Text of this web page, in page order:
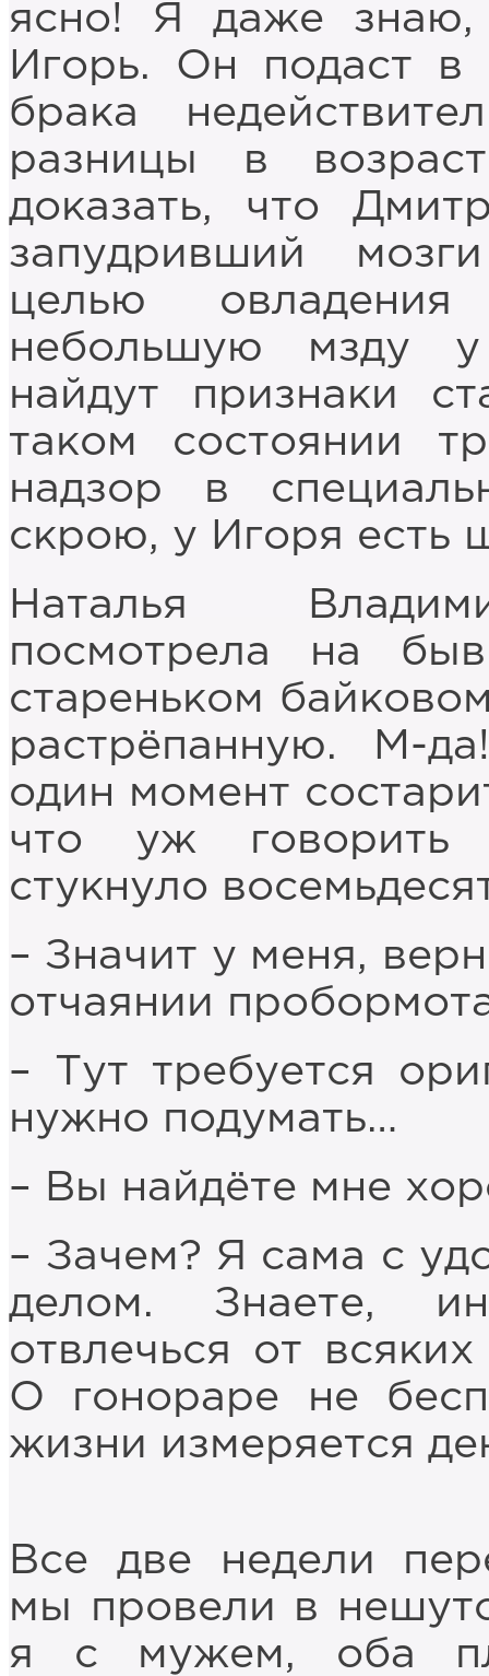
ясно! Я даже знаю,
Игорь. Он подаст в
брака
разницы в
доказать, что
запудривший
целью
небольшую мзду
найдут признаки
таком состоянии
надзор в
скрою, у Игоря есть
Наталья
посмотрела на
стареньком
растрёпанную. М-
один момент
что уж говорить
стукнуло
– Значит у меня,
отчаянии
– Тут требуется
нужно подумать…
– Вы найдёте мне
– Зачем? Я сама с
делом. Знаете,
отвлечься от
О гонораре не
жизни измеряется
Все две недели
мы провели в
я с мужем, оба